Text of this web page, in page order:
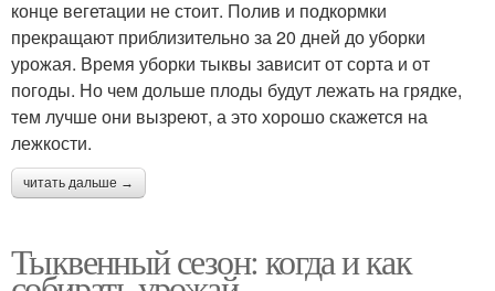
конце вегетации не стоит. Полив и подкормки
прекращают приблизительно за 20 дней до уборки
урожая. Время уборки тыквы зависит от сорта и от
погоды. Но чем дольше плоды будут лежать на грядке,
тем лучше они вызреют, а это хорошо скажется на
лежкости.
читать дальше →
Тыквенный сезон: когда и как